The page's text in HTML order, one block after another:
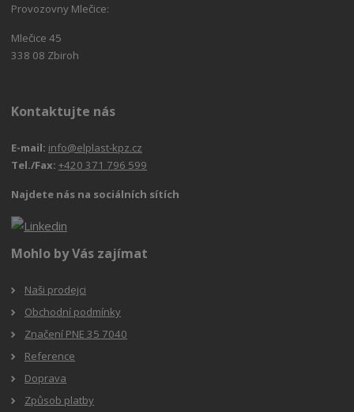
Provozovny Mlečice:
Mlečice 45
338 08 Zbiroh
Kontaktujte nás
E-mail: info@elplast-kpz.cz
Tel./Fax:+420 371 796 599
Najdete nás na sociálních sítích
Mohlo by Vás zajímat
Naši prodejci
Obchodní podmínky
Značení PNE 35 7040
Reference
Doprava
Způsob platby